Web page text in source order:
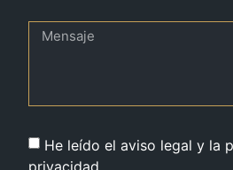
He leído el aviso legal y la
privacidad